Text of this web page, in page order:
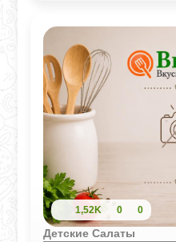
настроение, а
цитрусового сока и
десертные нотки.
подойдет для
диетического
без лишних калорий.
1,52K 0 0
Детские Салаты